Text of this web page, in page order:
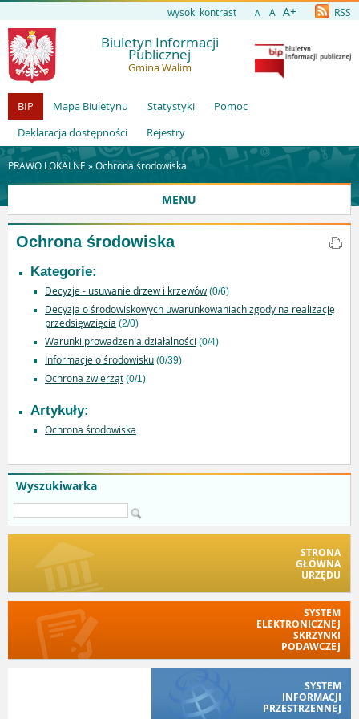
wysoki kontrast A- A A+ RSS
Biuletyn Informacji
Publicznej
Gmina Walim
BIP Mapa Biuletynu Statystyki
Pomoc
Deklaracja dostępności
Rejestry
PRAWO LOKALNE »Ochrona środowiska
MENU
Wyszukiwarka
STRONA
GŁÓWNA
URZĘDU
SYSTEM
ELEKTRONICZNEJ
SKRZYNKI
PODAWCZEJ
SYSTEM
INFORMACJI
PRZESTRZENNEJ
Ochrona środowiska
Kategorie:
Decyzje - usuwanie drzew i krzewów (0/6)
Decyzja o środowiskowych uwarunkowaniach zgody na realizację
przedsięwzięcia (2/0)
Warunki prowadzenia działalności (0/4)
Informacje o środowisku (0/39)
Ochrona zwierząt (0/1)
Artykuły:
Ochrona środowiska